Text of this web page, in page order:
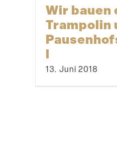
Wir bauen
Trampolin
l
13. Juni 2018